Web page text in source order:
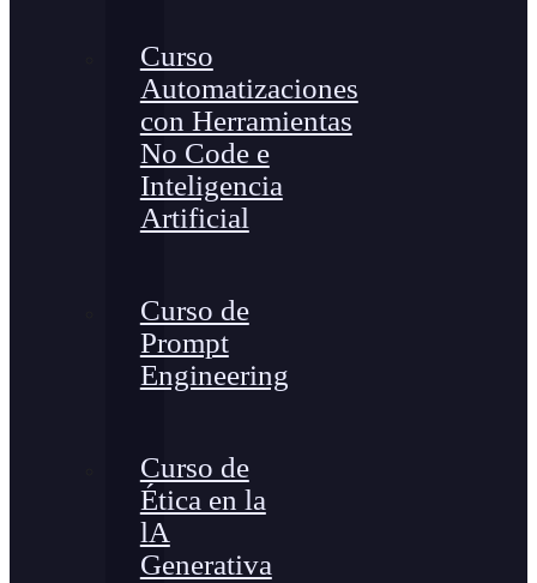
Curso
Automatizaciones
con Herramientas
No Code e
Inteligencia
Artificial
Curso de
Prompt
Engineering
Curso de
Ética en la
lA
Generativa